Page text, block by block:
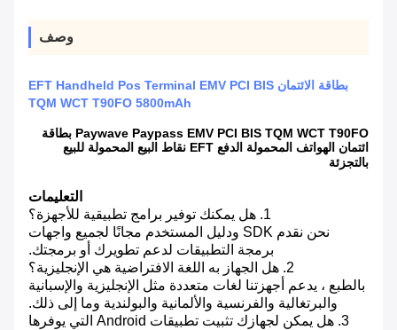
وصف
بطاقة الائتمان EFT Handheld Pos Terminal EMV PCI BIS
TQM WCT T90FO 5800mAh
Paywave Paypass EMV PCI BIS TQM WCT T90FO بطاقة
ائتمان الهواتف المحمولة الدفع EFT نقاط البيع المحمولة للبيع
بالتجزئة
التعليمات
1. هل يمكنك توفير برامج تطبيقية للأجهزة؟
نحن نقدم SDK ودليل المستخدم مجانًا لجميع واجهات
برمجة التطبيقات لدعم تطويرك أو برمجتك.
2. هل الجهاز به اللغة الافتراضية هي الإنجليزية؟
بالطبع ، يدعم أجهزتنا لغات متعددة مثل الإنجليزية والإسبانية
والبرتغالية والفرنسية والألمانية والبولندية وما إلى ذلك.
3. هل يمكن لجهازك تثبيت تطبيقات Android التي يوفرها